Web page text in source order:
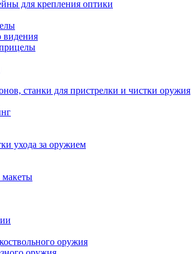
для крепления оптики
станки для пристрелки и чистки оружия
ухода за оружием
макеты
оружия